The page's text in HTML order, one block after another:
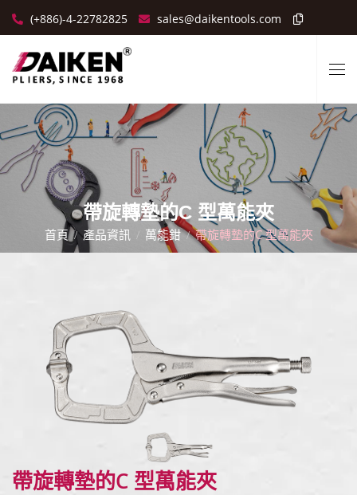
(+886)-4-22782825 sales@daikentools.com
帶旋轉墊的C 型萬能夾
首頁 產品資訊 萬能鉗 帶旋轉墊的C 型萬能夾
帶旋轉墊的C 型萬能夾